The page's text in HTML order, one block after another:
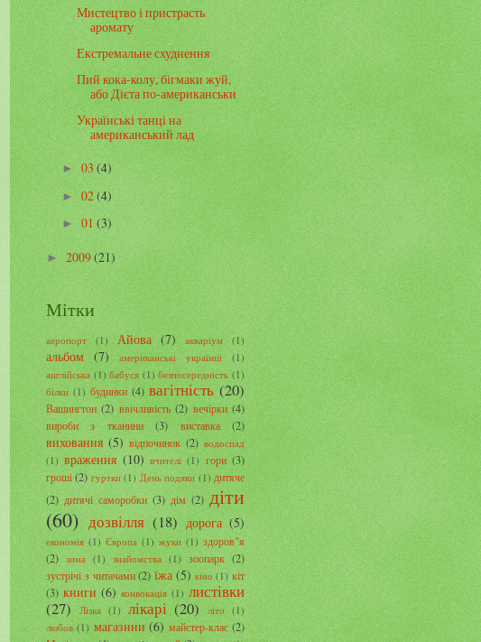
Мистецтво і пристрасть
аромату
Екстремальне схуднення
Пий кока-колу, бігмаки жуй,
або Дієта по-американськи
Українські танці на
американський лад
►03(4)
►02(4)
►01(3)
► 2009(21)
Мітки
аеропорт (1) Айова (7) акваріум (1)
альбом (7) американські українці
(1)
англійська (1) бабуся (1) безпосередність (1)
білки (1) будинки (4) вагітність (20)
Вашингтон (2) ввічливість (2) вечірки (4)
вироби з тканини
(3) виставка (2)
виховання (5) відпочинок (2) водоспад
(1) враження (10) вчителі (1) гори (3)
гроші (2) гуртки (1) День подяки (1) дитяче
(2) дитячі саморобки (3) дім (2) діти
(60) дозвілля (18) дорога (5)
економія (1) Європа (1) жуки (1) здоров"я
(2) зима (1) знайомства (1) зоопарк (2)
зустрічі з читачами (2) їжа (5) кіно (1) кіт
(3) книги (6) конвокація (1) листівки
(27) Лізка (1) лікарі (20) літо
(1)
любов (1) магазини (6) майстер-клас (2)